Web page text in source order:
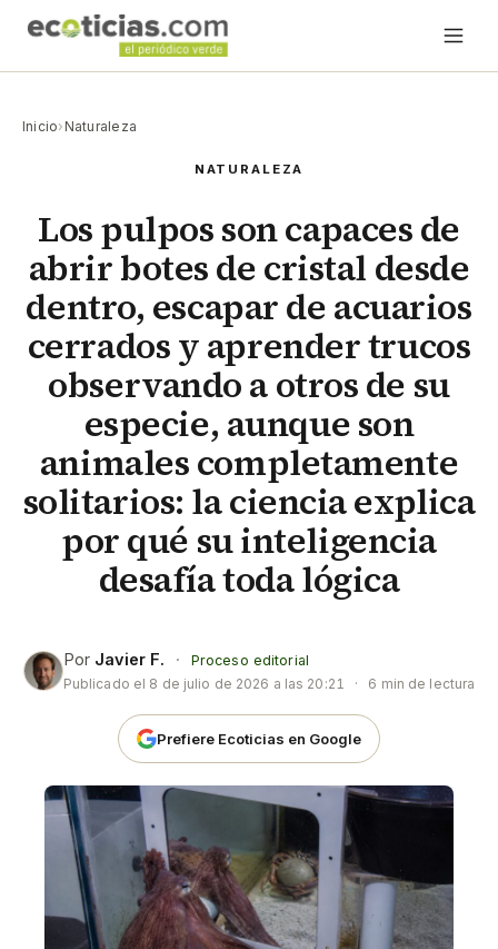
Inicio› Naturaleza
NATURALEZA
Los pulpos son capaces de
abrir botes de cristal desde
dentro, escapar de acuarios
cerrados y aprender trucos
observando a otros de su
especie, aunque son
animales completamente
solitarios: la ciencia explica
por qué su inteligencia
desafía toda lógica
Por Javier F. ·
Proceso editorial
Publicado el 8 de julio de 2026 a las 20:21 · 6 min de lectura
Prefiere Ecoticias en Google